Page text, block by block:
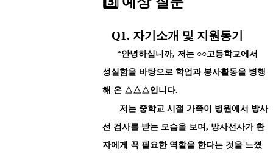
Q1. 자기소개 및 지원동기
“안녕하십니까, 저는 ○○고등학교에서
성실함을 바탕으로 학업과 봉사활동을 병행
해 온 △△△입니다.
저는 중학교 시절 가족이 병원에서 방사
선 검사를 받는 모습을 보며, 방사선사가 환
자에게 꼭 필요한 역할을 한다는 것을 느꼈